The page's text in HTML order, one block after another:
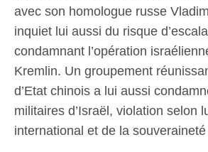
avec son homologue russe
inquiet lui aussi du risque
condamnant l’opération
Kremlin. Un groupement
d’Etat chinois a lui aussi
militaires d’Israël, violation selon
international et de la souveraineté